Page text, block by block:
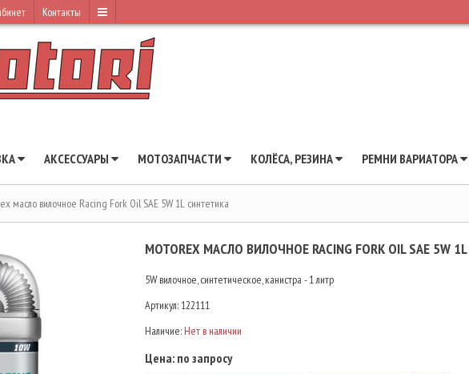
Контакты
АКСЕССУАРЫ МОТОЗАПЧАСТИ КОЛЁСА, РЕЗИНА РЕМНИ ВАРИАТОРА
масло вилочное Racing Fork Oil SAE 5W 1L синтетика
MOTOREX МАСЛО ВИЛОЧНОЕ RACING FORK OIL SAE 5W
5W вилочное, синтетическое, канистра - 1 литр
Артикул: 122111
Наличие: Нет в наличии
Цена: по запросу